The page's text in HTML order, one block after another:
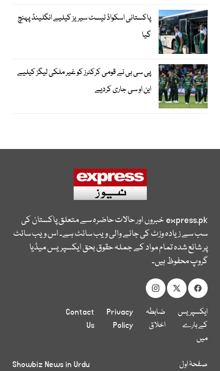
پاکستانی اسکواڈ ٹیسٹ سیریز کیلیے انگلینڈ پہنچ
گیا
پی سی بی نے قومی کرکٹرز کو غیر ملکی لیگز کیلیے
این او سی جاری کردیے
express.pkخبروں اور حالات حاضرہ سے متعلق پاکستان کی
سب سے زیادہ وزٹ کی جانے والی ویب سائٹ ہے۔ اس ویب سائٹ
پر شائع شدہ تمام مواد کے جملہ حقوق بحق ایکسپریس میڈیا
گروپ محفوظ ہیں۔
ایکسپریس
کے بارے
میں
ضابطہ
اخلاق
Privacy
Policy
Contact
Us
صفحۂ اول
Showbiz News in Urdu